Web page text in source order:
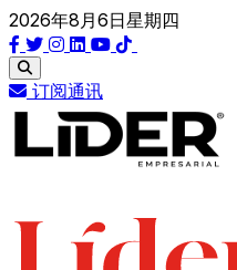
2026年8月6日星期四
订阅通讯